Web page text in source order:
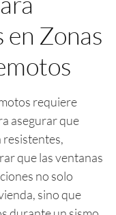
en Zonas
requiere
asegurar que
resistentes,
que las ventanas
no solo
sino que